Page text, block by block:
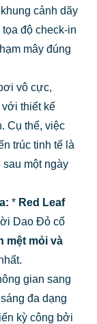
cảnh dãy
độ check-in
mây đúng
vô cực,
thiết kế
Cụ thể, việc
trúc tinh tế là
sau một ngày
* Red Leaf
Dao Đỏ cổ
mệt mỏi và
gian sang
đa dạng
kỳ công bởi